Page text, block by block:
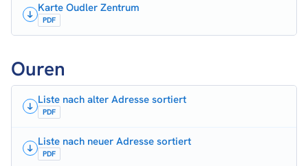
Karte Oudler Zentrum
PDF
Ouren
Liste nach alter Adresse sortiert
PDF
Liste nach neuer Adresse sortiert
PDF